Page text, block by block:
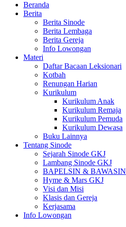
Beranda
Berita
Berita Sinode
Berita Lembaga
Berita Gereja
Info Lowongan
Materi
Daftar Bacaan Leksionari
Kotbah
Renungan Harian
Kurikulum
Kurikulum Anak
Kurikulum Remaja
Kurikulum Pemuda
Kurikulum Dewasa
Buku Lainnya
Tentang Sinode
Sejarah Sinode GKJ
Lambang Sinode GKJ
BAPELSIN & BAWASIN
Hyme & Mars GKJ
Visi dan Misi
Klasis dan Gereja
Kerjasama
Info Lowongan